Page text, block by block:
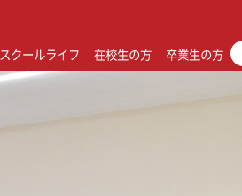
スクールライフ 在校生の方 卒業生の方